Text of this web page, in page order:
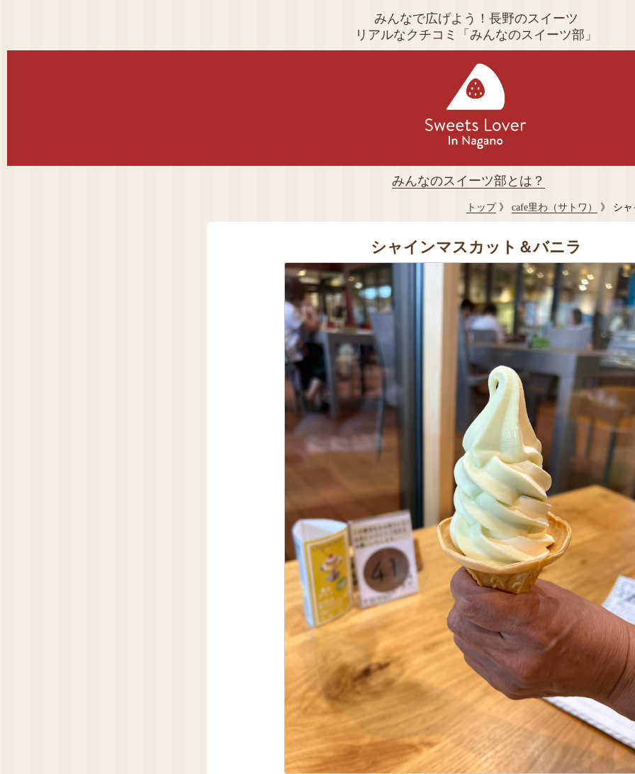
みんなで広げよう！長野のスイーツ
リアルなクチコミ「みんなのスイーツ部」
みんなのスイーツ部とは？
トップ》 cafe里わ（サトワ） 》 シ
シャインマスカット＆バニラ